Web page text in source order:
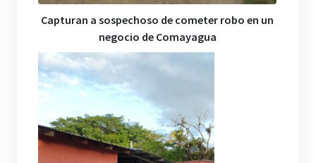
Capturan a sospechoso de cometer robo en un
negocio de Comayagua